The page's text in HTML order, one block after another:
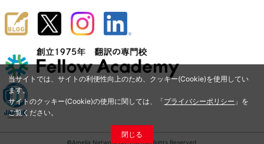
当サイトでは、サイトの利便性向上のため、クッキー(Cookie)を使用してい
ます。
サイトのクッキー(Cookie)の使用に関しては、「プライバシーポリシー 」を
ご覧ください。
閉じる
©Amelia Network Co.,Ltd. All Rights Reserved.